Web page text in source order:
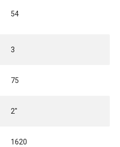
54
3
75
2"
1620